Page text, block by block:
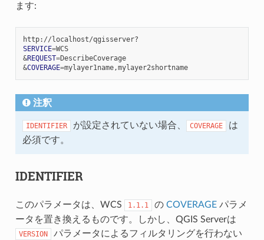
ます:
SERVICE=
WCS
&REQUEST=
DescribeCoverage
&COVERAGE= mylayer1name,mylayer2shortname
注釈
IDENTIFIER が設定されていない場合、 COVERAGE
は
必須です。
IDENTIFIER
このパラメータは、WCS 1.1.1 の COVERAGEパラメ
ータを置き換えるものです。しかし、QGIS Serverは
VERSION
パラメータによるフィルタリングを行わない